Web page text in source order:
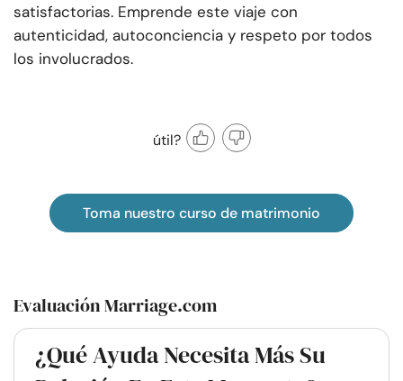
satisfactorias. Emprende este viaje con
autenticidad, autoconciencia y respeto por todos
los involucrados.
útil?
Toma nuestro curso de matrimonio
Evaluación Marriage.com
¿Qué Ayuda Necesita Más Su